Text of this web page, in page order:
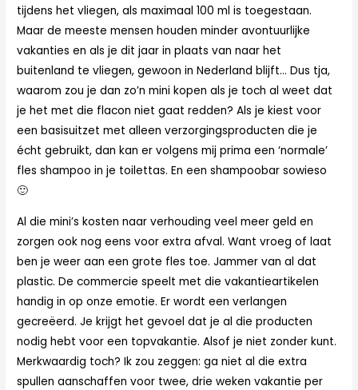
tijdens het vliegen, als maximaal 100 ml is toegestaan.
Maar de meeste mensen houden minder avontuurlijke
vakanties en als je dit jaar in plaats van naar het
buitenland te vliegen, gewoon in Nederland blijft… Dus tja,
waarom zou je dan zo’n mini kopen als je toch al weet dat
je het met die flacon niet gaat redden? Als je kiest voor
een basisuitzet met alleen verzorgingsproducten die je
écht gebruikt, dan kan er volgens mij prima een ‘normale’
fles shampoo in je toilettas. En een shampoobar sowieso
🙂
Al die mini’s kosten naar verhouding veel meer geld en
zorgen ook nog eens voor extra afval. Want vroeg of laat
ben je weer aan een grote fles toe. Jammer van al dat
plastic. De commercie speelt met die vakantieartikelen
handig in op onze emotie. Er wordt een verlangen
gecreëerd. Je krijgt het gevoel dat je al die producten
nodig hebt voor een topvakantie. Alsof je niet zonder kunt.
Merkwaardig toch? Ik zou zeggen: ga niet al die extra
spullen aanschaffen voor twee, drie weken vakantie per